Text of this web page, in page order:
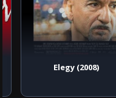
Elegy (2008)